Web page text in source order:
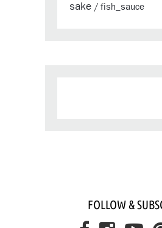
sake / fish_sauce
FOLLOW &